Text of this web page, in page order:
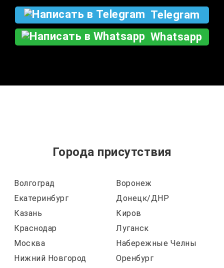
Telegram
Whatsapp
Города присутствия
Волгоград
Воронеж
Екатеринбург
Донецк/ДНР
Казань
Киров
Краснодар
Луганск
Москва
Набережные Челны
Нижний Новгород
Оренбург